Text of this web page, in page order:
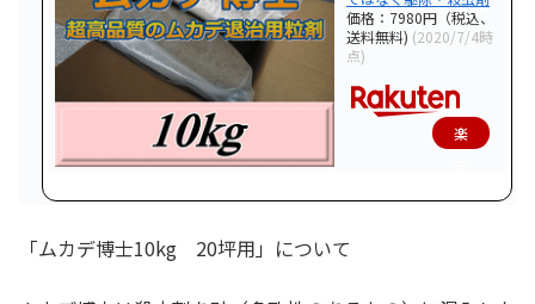
価格：7980円（税込、
送料無料) (2020/7/4時
点)
楽
で
「ムカデ博士10kg 20坪用」について